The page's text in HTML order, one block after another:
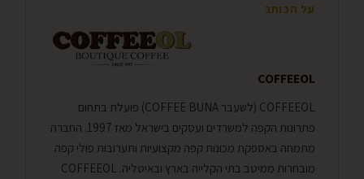
על הכותב
COFFEEOL
COFFEEOL (לשעבר COFFEE BUNA) פועלת בתחום
פתרונות הקפה למשרדים ועסקים בישראל מאז 1997. החברה
מתמחה באספקת מכונות קפה מקצועיות ותערובות פולי קפה
מובחרות ממיטב בתי הקלייה בארץ ובאיטליה. COFFEEOL